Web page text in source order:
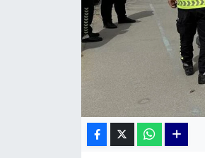
SAĞLIK
Siyaset
TEKNOLOJİ